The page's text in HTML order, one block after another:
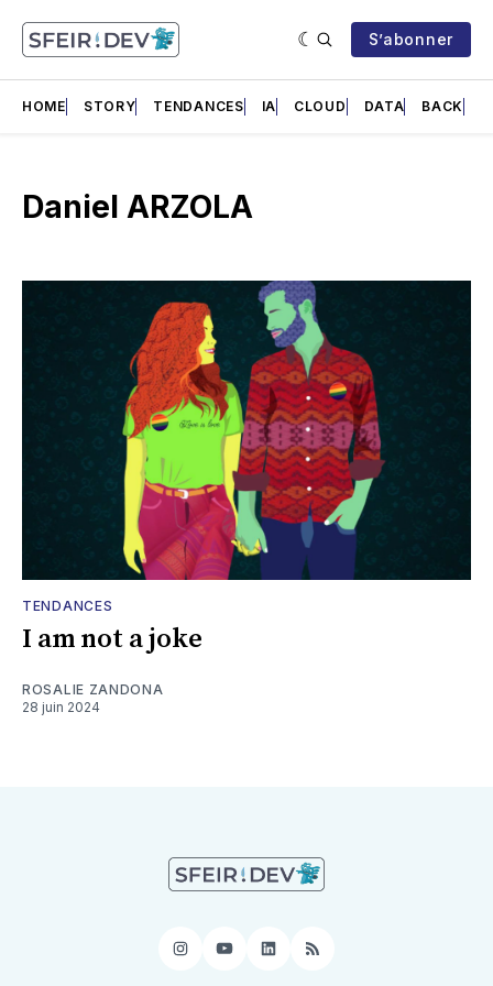
S’abonner
HOME STORY TENDANCES IA CLOUD DATA BACK
Daniel ARZOLA
TENDANCES
I am not a joke
ROSALIE ZANDONA
28 juin 2024
Instagram
YouTubeLinkedIn
RSS